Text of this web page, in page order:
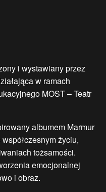
i wystawiany przez
w ramach
MOST – Teatr
albumem Marmur
życiu,
tożsamości.
emocjonalnej
i obraz.